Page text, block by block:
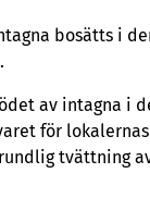
bosätts i
av intagna i
för
tvättning